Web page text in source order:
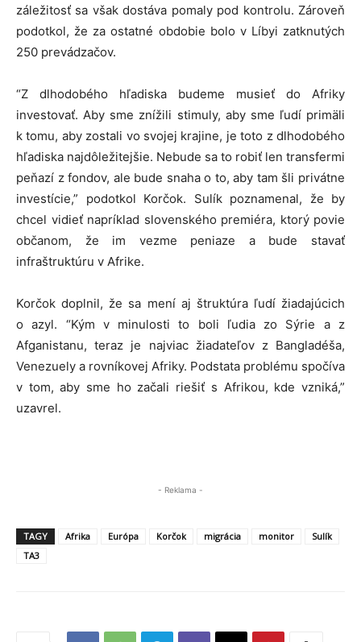
záležitosť sa však dostáva pomaly pod kontrolu. Zároveň
podotkol, že za ostatné obdobie bolo v Líbyi zatknutých
250 prevádzačov.
“Z dlhodobého hľadiska budeme musieť do Afriky
investovať. Aby sme znížili stimuly, aby sme ľudí primäli
k tomu, aby zostali vo svojej krajine, je toto z dlhodobého
hľadiska najdôležitejšie. Nebude sa to robiť len transfermi
peňazí z fondov, ale bude snaha o to, aby tam šli privátne
investície,” podotkol Korčok. Sulík poznamenal, že by
chcel vidieť napríklad slovenského premiéra, ktorý povie
občanom, že im vezme peniaze a bude stavať
infraštruktúru v Afrike.
Korčok doplnil, že sa mení aj štruktúra ľudí žiadajúcich
o azyl. “Kým v minulosti to boli ľudia zo Sýrie a z
Afganistanu, teraz je najviac žiadateľov z Bangladéša,
Venezuely a rovníkovej Afriky. Podstata problému spočíva
v tom, aby sme ho začali riešiť s Afrikou, kde vzniká,”
uzavrel.
- Reklama -
TAGY Afrika Európa Korčok migrácia monitor
Sulík
TA3